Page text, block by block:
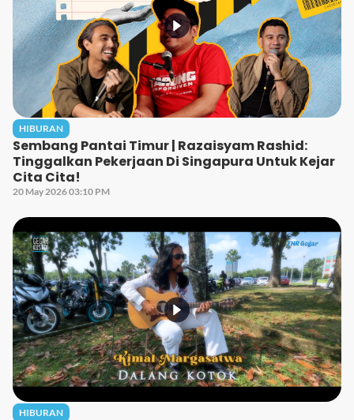
HIBURAN
Sembang Pantai Timur | Razaisyam Rashid:
Tinggalkan Pekerjaan Di Singapura Untuk Kejar
Cita Cita!
20 May 2026 03:10 PM
HIBURAN